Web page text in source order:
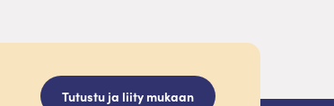
Tutustu ja liity mukaan